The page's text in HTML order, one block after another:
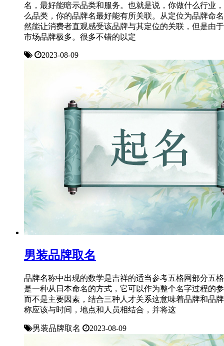
名，最好能暗示品类和服务。也就是说，你做什么行业
么品类，你的品牌名最好能有所关联。从定位为品牌命
然能让消费者直观感受该品牌与其定位的关联，但是由
市场品牌极多。很多不错的以定
2023-08-09
男装品牌取名
品牌名称中出现的数学是吉祥的适当参考五格网部分五
是一种从日本命名的方式，它可以作为整个名字过程的
而不是主要因素，结合三种人才关系这意味着品牌和品
称应该与时间，地点和人员相结合，并将这
男装品牌取名 2023-08-09